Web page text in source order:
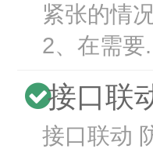
紧张的情
2、在需要
接口联
接口联动